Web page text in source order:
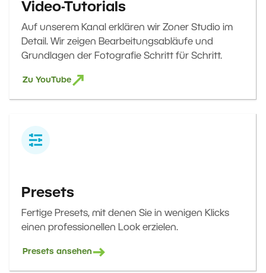
Video-Tutorials
Auf unserem Kanal erklären wir Zoner Studio im
Detail. Wir zeigen Bearbeitungsabläufe und
Grundlagen der Fotografie Schritt für Schritt.
Zu YouTube
Presets
Fertige Presets, mit denen Sie in wenigen Klicks
einen professionellen Look erzielen.
Presets ansehen